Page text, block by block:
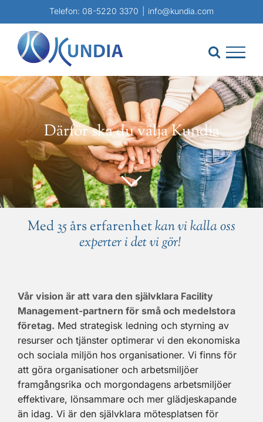
till
innehållet
Telefon: 08-5220 3370 info@kundia.com
Därför ska du välja Kundia
Med 35 års erfarenhetkan vi kalla oss
experter i det vi gör!
Vår vision är att vara den självklara Facility
Management-partnern för små och medelstora
företag. Med strategisk ledning och styrning av
resurser och tjänster optimerar vi den ekonomiska
och sociala miljön hos organisationer. Vi finns för
att göra organisationer och arbetsmiljöer
framgångsrika och morgondagens arbetsmiljöer
effektivare, lönsammare och mer glädjeskapande
än idag. Vi är den självklara mötesplatsen för